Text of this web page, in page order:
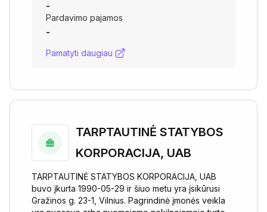
-
Pardavimo pajamos
-
Pamatyti daugiau
TARPTAUTINĖ STATYBOS
KORPORACIJA, UAB
TARPTAUTINĖ STATYBOS KORPORACIJA, UAB
buvo įkurta 1990-05-29 ir šiuo metu yra įsikūrusi
Gražinos g. 23-1, Vilnius. Pagrindinė įmonės veikla